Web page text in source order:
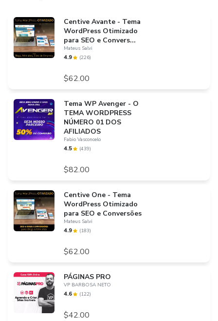
Centive Avante - Tema
WordPress Otimizado
para SEO e Convers...
Mateus Salvi
4.9 (226)
$62.00
Tema WP Avenger - O
TEMA WORDPRESS
NÚMERO 01 DOS
AFILIADOS
Fabio Vasconcelo
4.5 (439)
$82.00
Centive One - Tema
WordPress Otimizado
para SEO e Conversões
Mateus Salvi
4.9 (183)
$62.00
PÁGINAS PRO
VP BARBOSA NETO
4.6 (122)
$42.00